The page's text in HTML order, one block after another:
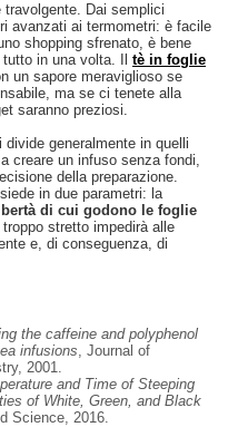
travolgente. Dai semplici
avanzati ai termometri: è facile
shopping sfrenato, è bene
in una volta. Il tè in foglie
un sapore meraviglioso se
ma se ci tenete alla
saranno preziosi.
divide generalmente in quelli
creare un infuso senza fondi,
della preparazione.
in due parametri: la
di cui godono le foglie
stretto impedirà alle
e, di conseguenza, di
the caffeine and polyphenol
infusions, Journal of
2001.
and Time of Steeping
of White, Green, and Black
Science, 2016.